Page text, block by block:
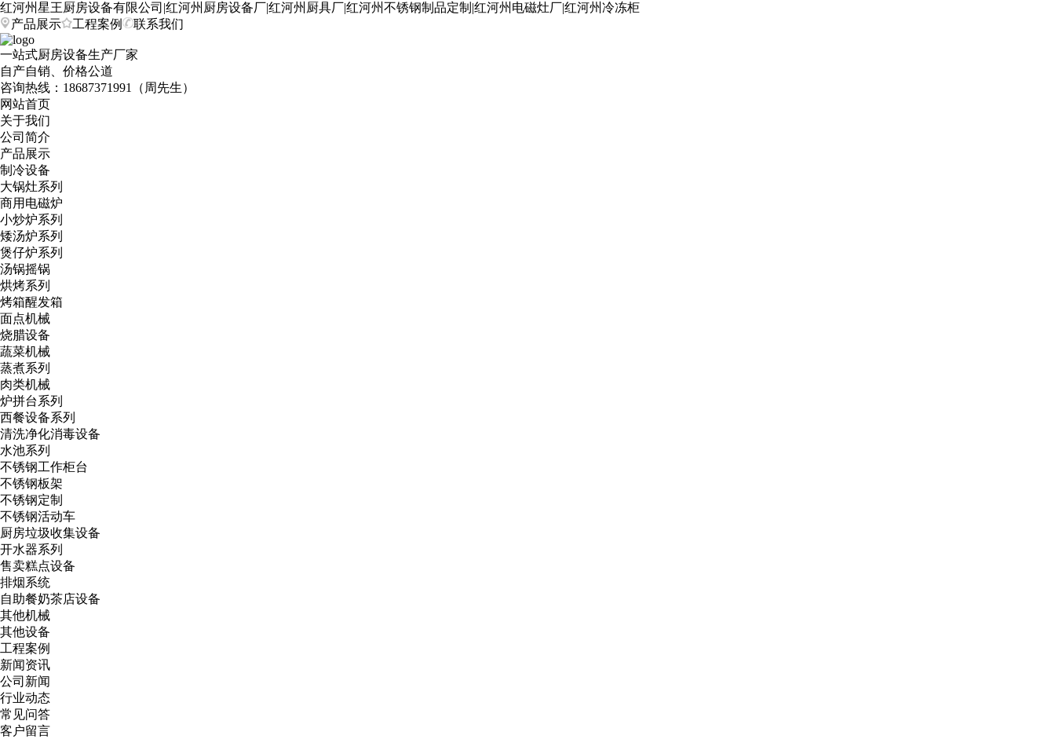
红河州星王厨房设备有限公司|红河州厨房设备厂|红河州厨具厂|红河州不锈钢制品定制|红河州电磁灶厂|红河州冷冻柜
产品展示
工程案例 联系我们
一站式厨房设备生产厂家
自产自销、价格公道
咨询热线： 18687371991（周先生）
网站首页
关于我们
公司简介
产品展示
制冷设备
大锅灶系列
商用电磁炉
小炒炉系列
矮汤炉系列
煲仔炉系列
汤锅摇锅
烘烤系列
烤箱醒发箱
面点机械
烧腊设备
蔬菜机械
蒸煮系列
肉类机械
炉拼台系列
西餐设备系列
清洗净化消毒设备
水池系列
不锈钢工作柜台
不锈钢板架
不锈钢定制
不锈钢活动车
厨房垃圾收集设备
开水器系列
售卖糕点设备
排烟系统
自助餐奶茶店设备
其他机械
其他设备
工程案例
新闻资讯
公司新闻
行业动态
常见问答
客户留言